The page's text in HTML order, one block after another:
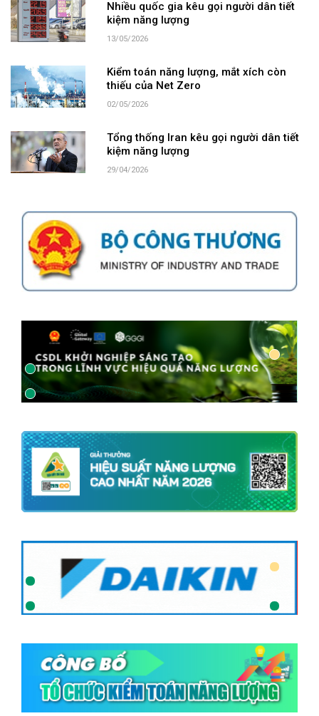
Nhiều quốc gia kêu gọi người dân tiết
kiệm năng lượng
13/05/2026
Kiểm toán năng lượng, mắt xích còn
thiếu của Net Zero
02/05/2026
Tổng thống Iran kêu gọi người dân tiết
kiệm năng lượng
29/04/2026